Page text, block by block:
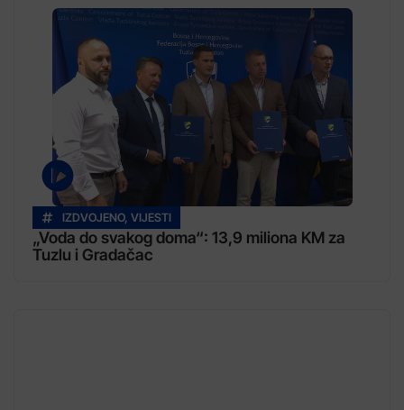
IZDVOJENO, VIJESTI
„Voda do svakog doma“: 13,9 miliona KM za
Tuzlu i Gradačac